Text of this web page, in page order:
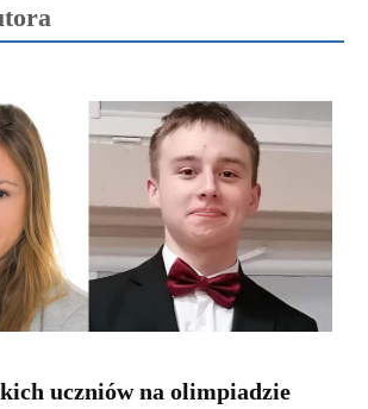
uczniów na olimpiadzie